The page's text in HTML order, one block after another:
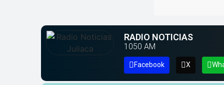
RADIO NOTICIAS
1050 AM
Facebook X